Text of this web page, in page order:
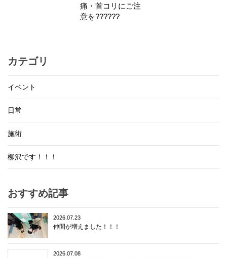
痛・首コリにご注
意を??????
カテゴリ
イベント
日常
施術
柳沢です！！！
おすすめ記事
2026.07.23
仲間が増えました！！！
2026.07.08